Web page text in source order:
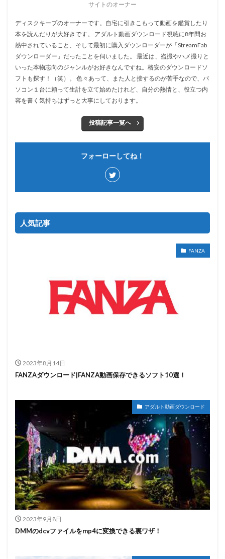
サイトのオーナー
ディスクキープのオーナーです。自宅に引きこもって動画を鑑賞したり
本を読んだりが大好きです。 アダルト動画ダウンロード視聴に8年間お
熱中されていること、そして最初に購入ダウンローダーが「StreamFab
ダウンローダー」だったことを伺いました。 最近は、盗撮やハメ撮りと
いった本物志向のジャンルがお好きなんですね。格安のダウンロードソ
フトも探す！（笑）。 色々あって、また人と接するのが苦手なので、パ
ソコン１台に頼って生計を立て始めたけれど、自分の熱情と、役立つ内
容を書く気持ちはずっと大事にしております。
投稿記事一覧へ
フォーローしてね！
人気記事
FANZA
2023年8月14日
FANZAダウンロード|FANZA動画保存できるソフト10選！
アダルト動画ダウンロード
2023年9月8日
DMMのdcvファイルをmp4に変換できる裏ワザ！